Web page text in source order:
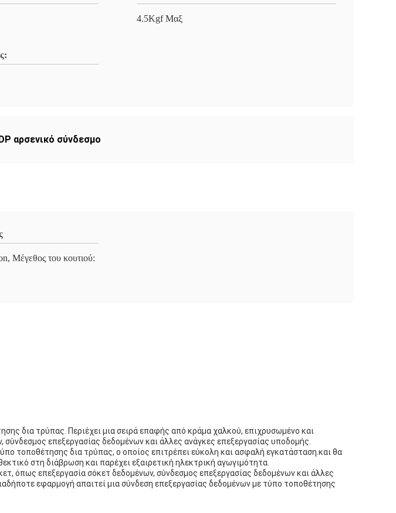
4.5Kgf Μαξ
αρσενικό σύνδεσμο
Μέγεθος του κουτιού:
δια τρύπας. Περιέχει μια σειρά επαφής από κράμα χαλκού, επιχρυσωμένο και
επεξεργασίας δεδομένων και άλλες ανάγκες επεξεργασίας υποδομής.
τοποθέτησης δια τρύπας, ο οποίος επιτρέπει εύκολη και ασφαλή εγκατάσταση.και θα
στη διάβρωση και παρέχει εξαιρετική ηλεκτρική αγωγιμότητα.
όπως επεξεργασία σόκετ δεδομένων, σύνδεσμος επεξεργασίας δεδομένων και άλλες
εφαρμογή απαιτεί μια σύνδεση επεξεργασίας δεδομένων με τύπο τοποθέτησης